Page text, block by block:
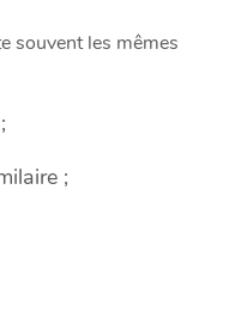
souvent les mêmes
;